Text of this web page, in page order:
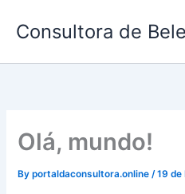
Consultora de
Olá, mundo!
Byportaldaconsultora.online/19 de